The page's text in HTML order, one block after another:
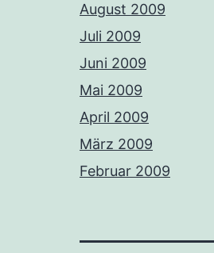
August 2009
Juli 2009
Juni 2009
Mai 2009
April 2009
März 2009
Februar 2009